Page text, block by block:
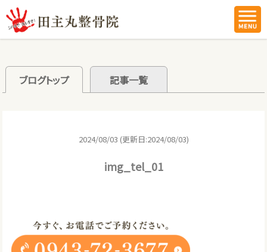
ブログトップ 記事一覧
2024/08/03 (更新日:2024/08/03)
img_tel_01